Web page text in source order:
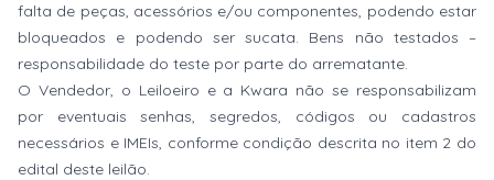
falta de peças, acessórios e/ou componentes, podendo estar
bloqueados e podendo ser sucata. Bens não testados –
responsabilidade do teste por parte do arrematante.
O Vendedor, o Leiloeiro e a Kwara não se responsabilizam
por eventuais senhas, segredos, códigos ou cadastros
necessários e IMEIs, conforme condição descrita no item 2 do
edital deste leilão.